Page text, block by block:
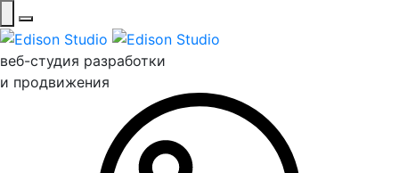
веб-студия разработки
и продвижения